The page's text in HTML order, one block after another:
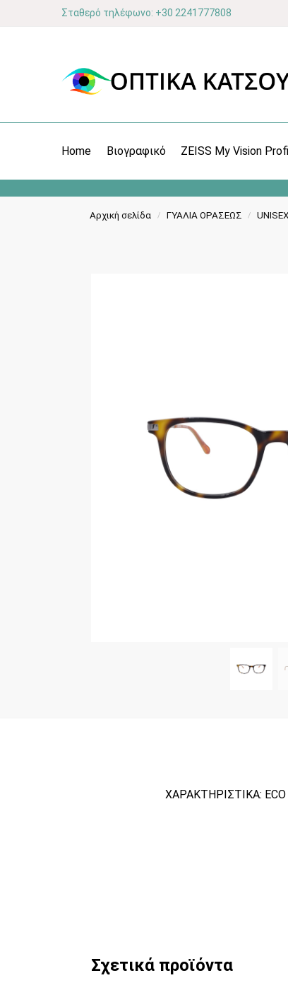
Σταθερό τηλέφωνο: +30 2241777808
Home Βιογραφικό ZEISS My Vision
Αρχική σελίδα / ΓΥΑΛΙΑ ΟΡΑΣΕΩΣ / UNISEX
ΧΑΡΑΚΤΗΡΙΣΤΙΚΑ: ECO
Σχετικά προϊόντα